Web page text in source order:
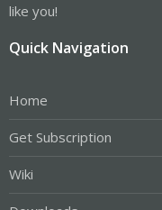
like you!
Quick Navigation
Home
Get Subscription
Wiki